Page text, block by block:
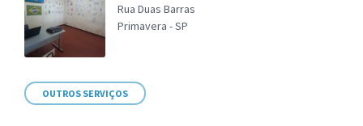
Rua Duas Barras
Primavera - SP
OUTROS SERVIÇOS